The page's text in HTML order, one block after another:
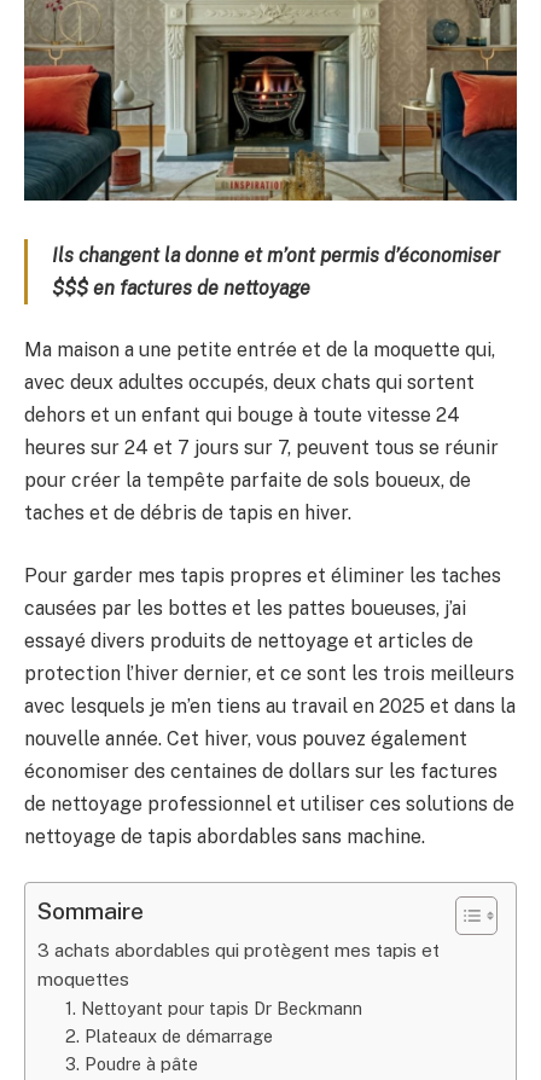
Ils changent la donne et m’ont permis d’économiser
$$$ en factures de nettoyage
Ma maison a une petite entrée et de la moquette qui,
avec deux adultes occupés, deux chats qui sortent
dehors et un enfant qui bouge à toute vitesse 24
heures sur 24 et 7 jours sur 7, peuvent tous se réunir
pour créer la tempête parfaite de sols boueux, de
taches et de débris de tapis en hiver.
Pour garder mes tapis propres et éliminer les taches
causées par les bottes et les pattes boueuses, j’ai
essayé divers produits de nettoyage et articles de
protection l’hiver dernier, et ce sont les trois meilleurs
avec lesquels je m’en tiens au travail en 2025 et dans la
nouvelle année. Cet hiver, vous pouvez également
économiser des centaines de dollars sur les factures
de nettoyage professionnel et utiliser ces solutions de
nettoyage de tapis abordables sans machine.
Sommaire
3 achats abordables qui protègent mes tapis et
moquettes
1. Nettoyant pour tapis Dr Beckmann
2. Plateaux de démarrage
3. Poudre à pâte